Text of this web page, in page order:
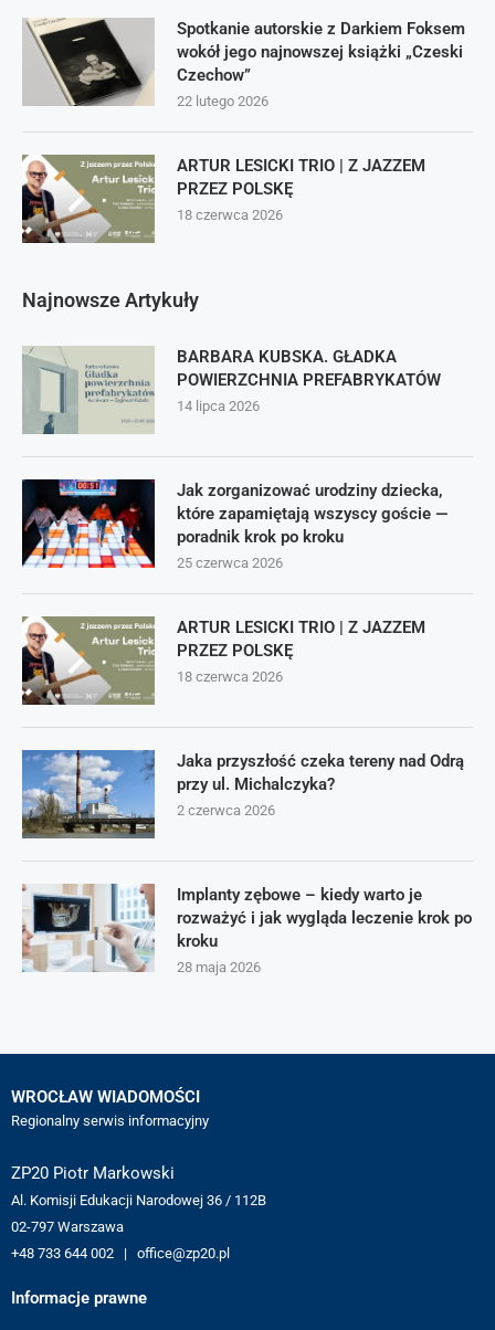
Spotkanie autorskie z Darkiem Foksem
wokół jego najnowszej książki „Czeski
Czechow”
22 lutego 2026
ARTUR LESICKI TRIO | Z JAZZEM
PRZEZ POLSKĘ
18 czerwca 2026
Najnowsze Artykuły
BARBARA KUBSKA. GŁADKA
POWIERZCHNIA PREFABRYKATÓW
14 lipca 2026
Jak zorganizować urodziny dziecka,
które zapamiętają wszyscy goście —
poradnik krok po kroku
25 czerwca 2026
ARTUR LESICKI TRIO | Z JAZZEM
PRZEZ POLSKĘ
18 czerwca 2026
Jaka przyszłość czeka tereny nad Odrą
przy ul. Michalczyka?
2 czerwca 2026
Implanty zębowe – kiedy warto je
rozważyć i jak wygląda leczenie krok po
kroku
28 maja 2026
WROCŁAW WIADOMOŚCI
Regionalny serwis informacyjny
ZP20 Piotr Markowski
Al. Komisji Edukacji Narodowej 36 / 112B
02-797 Warszawa
+48 733 644 002 | office@zp20.pl
Informacje prawne